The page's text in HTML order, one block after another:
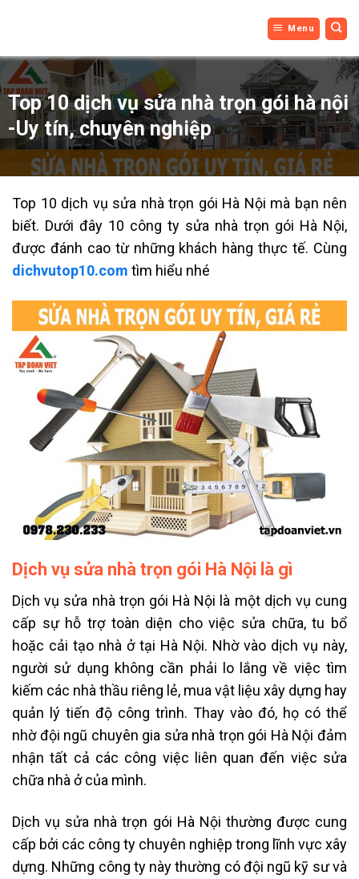
nội
dung
Menu
Top 10 dịch vụ sửa nhà trọn gói hà nội
-Uy tín, chuyên nghiệp
Top 10 dịch vụ sửa nhà trọn gói Hà Nội mà bạn nên
biết. Dưới đây 10 công ty sửa nhà trọn gói Hà Nội,
được đánh cao từ những khách hàng thực tế. Cùng
dichvutop10.com tìm hiểu nhé
Dịch vụ sửa nhà trọn gói Hà Nội là gì
Dịch vụ sửa nhà trọn gói Hà Nội là một dịch vụ cung
cấp sự hỗ trợ toàn diện cho việc sửa chữa, tu bổ
hoặc cải tạo nhà ở tại Hà Nội. Nhờ vào dịch vụ này,
người sử dụng không cần phải lo lắng về việc tìm
kiếm các nhà thầu riêng lẻ, mua vật liệu xây dựng hay
quản lý tiến độ công trình. Thay vào đó, họ có thể
nhờ đội ngũ chuyên gia sửa nhà trọn gói Hà Nội đảm
nhận tất cả các công việc liên quan đến việc sửa
chữa nhà ở của mình.
Dịch vụ sửa nhà trọn gói Hà Nội thường được cung
cấp bởi các công ty chuyên nghiệp trong lĩnh vực xây
dựng. Những công ty này thường có đội ngũ kỹ sư và